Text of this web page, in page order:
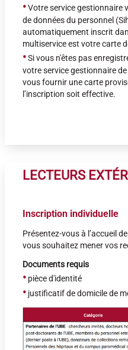
•Votre service gestionnaire
de données du personnel
automatiquement inscrit
multiservice est votre carte
•Si vous n'êtes pas
votre service gestionnaire
vous fournir une carte
l’inscription soit effective.
LECTEURS
Inscription individuelle
Présentez-vous à l’accueil
vous souhaitez mener vos
Documents requis
• pièce d'identité
• justificatif de domicile de